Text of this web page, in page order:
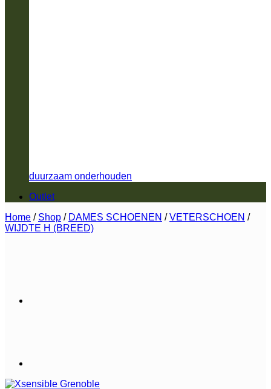
duurzaam onderhouden
Outlet
Home / Shop / DAMES SCHOENEN / VETERSCHOEN /
WIJDTE H (BREED)